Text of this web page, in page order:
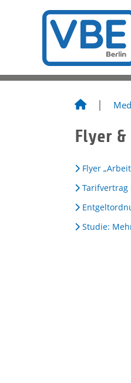
Flyer
Flyer
Studie: